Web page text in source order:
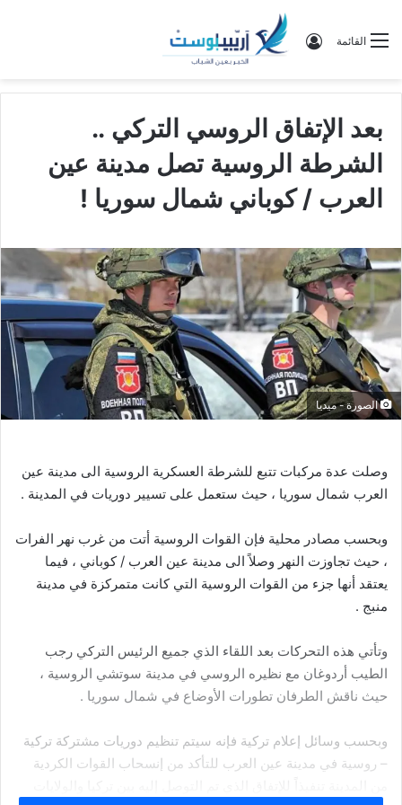
القائمة تسجيل الدخول
بعد الإتفاق الروسي التركي ..
الشرطة الروسية تصل مدينة عين
العرب / كوباني شمال سوريا !
الصورة - ميديا
وصلت عدة مركبات تتبع للشرطة العسكرية الروسية الى مدينة عين
العرب شمال سوريا ، حيث ستعمل على تسيير دوريات في المدينة .
وبحسب مصادر محلية فإن القوات الروسية أتت من غرب نهر الفرات
، حيث تجاوزت النهر وصلاً الى مدينة عين العرب /كوباني ، فيما
يعتقد أنها جزء من القوات الروسية التي كانت متمركزة في مدينة
منبج .
وتأتي هذه التحركات بعد اللقاء الذي جميع الرئيس التركي رجب
الطيب أردوغان مع نظيره الروسي في مدينة سوتشي الروسية ،
حيث ناقش الطرفان تطورات الأوضاع في شمال سوريا .
وبحسب وسائل إعلام تركية فإنه سيتم تنظيم دوريات مشتركة تركية
– روسية في مدينة عين العرب للتأكد من إنسحاب القوات الكردية